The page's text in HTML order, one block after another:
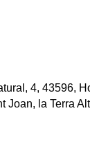
4, 43596,
Joan, la Terra